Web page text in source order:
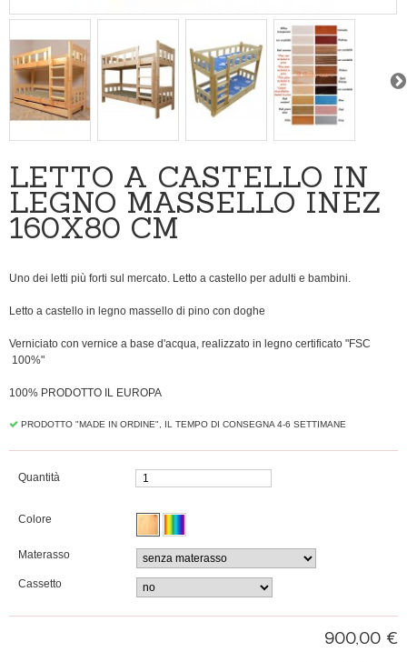
LETTO A CASTELLO IN
LEGNO MASSELLO INEZ
160X80 CM
Uno dei letti più forti sul mercato. Letto a castello per adulti e bambini.
Letto a castello in legno massello di pino con doghe
Verniciato con vernice a base d'acqua, realizzato in legno certificato "FSC
100%"
100% PRODOTTO IL EUROPA
PRODOTTO "MADE IN ORDINE", IL TEMPO DI CONSEGNA 4-6 SETTIMANE
Quantità
Colore
Materasso
Cassetto
900,00 €